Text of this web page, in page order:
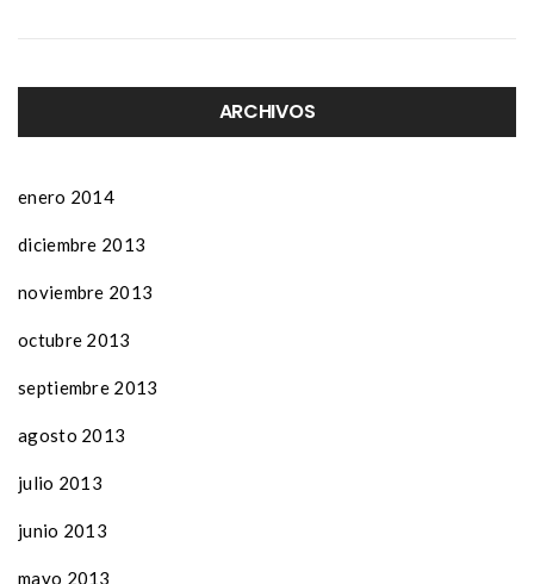
ARCHIVOS
enero 2014
diciembre 2013
noviembre 2013
octubre 2013
septiembre 2013
agosto 2013
julio 2013
junio 2013
mayo 2013